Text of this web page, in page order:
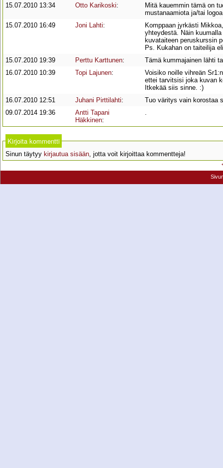
15.07.2010 13:34
Otto Karikoski:
Mitä kauemmin tämä on
mustanaamiota ja/tai
15.07.2010 16:49
Joni Lahti:
Komppaan jyrkästi
yhteydestä. Näin
kuvataiteen peruskurssin
Ps. Kukahan on taiteilija
15.07.2010 19:39
Perttu Karttunen:
Tämä kummajainen lähti
16.07.2010 10:39
Topi Lajunen:
Voisiko noille vihreän
ettei tarvitsisi joka kuvan
Itkekää siis sinne. :)
16.07.2010 12:51
Juhani Pirttilahti:
Tuo väritys vain korostaa
09.07.2014 19:36
Antti Tapani
Häkkinen:
.
Kirjoita kommentti
Sinun täytyy kirjautua sisään, jotta voit kirjoittaa kommentteja!